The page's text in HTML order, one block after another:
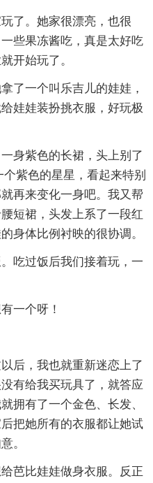
了。她家很漂亮，也很
些果冻酱吃，真是太好吃
开始玩了。
了一个叫乐吉儿的娃娃，
娃娃装扮挑衣服，好玩极
身紫色的长裙，头上别了
紫色的星星，看起来特别
再来变化一身吧。我又帮
短裙，头发上系了一段红
身体比例衬映的很协调。
吃过饭后我们接着玩，一
一个呀！
后，我也就重新迷恋上了
有给我买玩具了，就答应
拥有了一个金色、长发、
把她所有的衣服都让她试
。
芭比娃娃做身衣服。反正